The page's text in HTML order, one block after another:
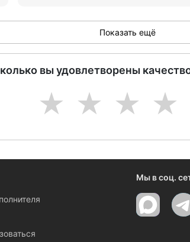
Показать ещё
вы удовлетворены
4
3
2
1
Мы в соц.